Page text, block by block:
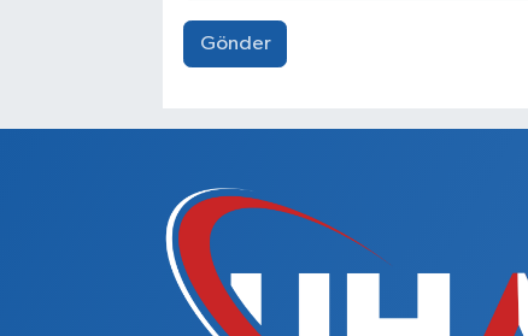
Gönder